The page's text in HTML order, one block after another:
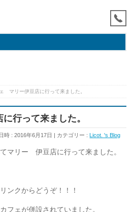
マリー伊豆店に行って来ました。
行って来ました。
時 : 2016年6月17日 カテゴリー :Licot. 's Blog
マリー 伊豆店に行って来ました。
ンクからどうぞ！！！
フェが併設されていました。